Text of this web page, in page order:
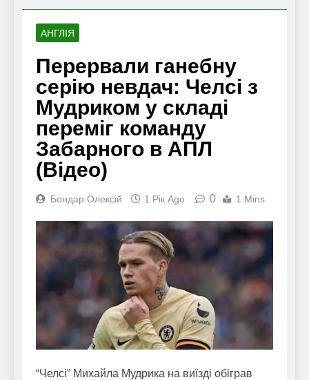
АНГЛІЯ
Перервали ганебну
серію невдач: Челсі з
Мудриком у складі
переміг команду
Забарного в АПЛ
(Відео)
Бондар Олексій 1 Рік Ago 0 1 Mins
“Челсі” Михайла Мудрика на виїзді обіграв